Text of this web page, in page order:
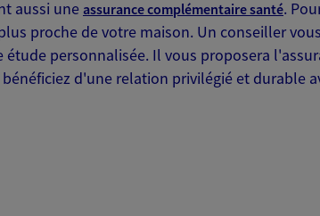
aussi une assurance complémentaire santé.
proche de votre maison. Un conseiller
personnalisée. Il vous proposera
d'une relation privilégié et durable